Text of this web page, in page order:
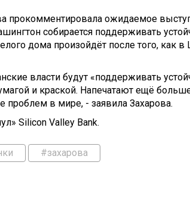
прокомментировала ожидаемое
собирается поддерживать
дома произойдёт после того, как в
власти будут «поддерживать
и краской. Напечатают ещё
в мире, - заявила Захарова.
Silicon Valley Bank.
#захарова